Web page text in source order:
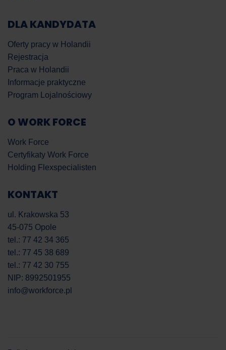
DLA KANDYDATA
Oferty pracy w Holandii
Rejestracja
Praca w Holandii
Informacje praktyczne
Program Lojalnościowy
O WORK FORCE
Work Force
Certyfikaty Work Force
Holding Flexspecialisten
KONTAKT
ul. Krakowska 53
45-075 Opole
tel.: 77 42 34 365
tel.: 77 45 38 689
tel.: 77 42 30 755
NIP: 8992501955
info@workforce.pl